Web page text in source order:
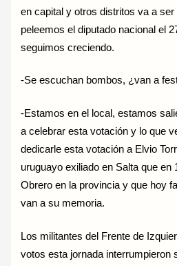
en capital y otros distritos va a ser
peleemos el diputado nacional el
seguimos creciendo.
-Se escuchan bombos, ¿van a
-Estamos en el local, estamos
a celebrar esta votación y lo que
dedicarle esta votación a Elvio
uruguayo exiliado en Salta que en
Obrero en la provincia y que hoy
van a su memoria.
Los militantes del Frente de
votos esta jornada interrumpieron